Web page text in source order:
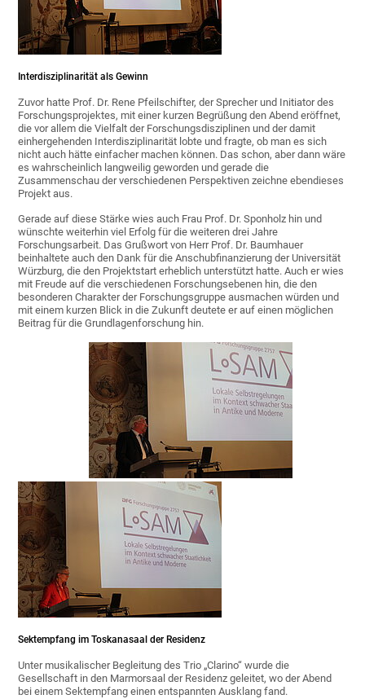
Interdisziplinarität als Gewinn
Zuvor hatte Prof. Dr. Rene Pfeilschifter, der Sprecher und Initiator des
Forschungsprojektes, mit einer kurzen Begrüßung den Abend eröffnet,
die vor allem die Vielfalt der Forschungsdisziplinen und der damit
einhergehenden Interdisziplinarität lobte und fragte, ob man es sich
nicht auch hätte einfacher machen können. Das schon, aber dann wäre
es wahrscheinlich langweilig geworden und gerade die
Zusammenschau der verschiedenen Perspektiven zeichne ebendieses
Projekt aus.
Gerade auf diese Stärke wies auch Frau Prof. Dr. Sponholz hin und
wünschte weiterhin viel Erfolg für die weiteren drei Jahre
Forschungsarbeit. Das Grußwort von Herr Prof. Dr. Baumhauer
beinhaltete auch den Dank für die Anschubfinanzierung der Universität
Würzburg, die den Projektstart erheblich unterstützt hatte. Auch er wies
mit Freude auf die verschiedenen Forschungsebenen hin, die den
besonderen Charakter der Forschungsgruppe ausmachen würden und
mit einem kurzen Blick in die Zukunft deutete er auf einen möglichen
Beitrag für die Grundlagenforschung hin.
Sektempfang im Toskanasaal der Residenz
Unter musikalischer Begleitung des Trio „Clarino“ wurde die
Gesellschaft in den Marmorsaal der Residenz geleitet, wo der Abend
bei einem Sektempfang einen entspannten Ausklang fand.